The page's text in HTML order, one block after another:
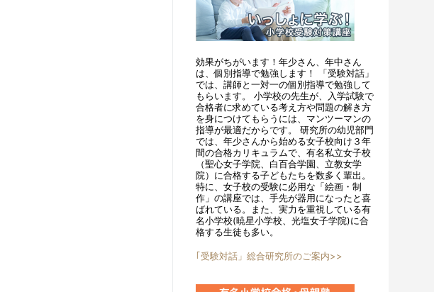
効果がちがいます！年少さん、年中さん
は、個別指導で勉強します！ 「受験対話」
では、講師と一対一の個別指導で勉強して
もらいます。 小学校の先生が、入学試験で
合格者に求めている考え方や問題の解き方
を身につけてもらうには、マンツーマンの
指導が最適だからです。 研究所の幼児部門
では、年少さんから始める女子校向け３年
間の合格カリキュラムで、有名私立女子校
（聖心女子学院、白百合学園、立教女学
院）に合格する子どもたちを数多く輩出。
特に、女子校の受験に必用な「絵画・制
作」の講座では、手先が器用になったと喜
ばれている。また、実力を重視している有
名小学校(暁星小学校、光塩女子学院)に合
格する生徒も多い。
｢受験対話」総合研究所のご案内>>